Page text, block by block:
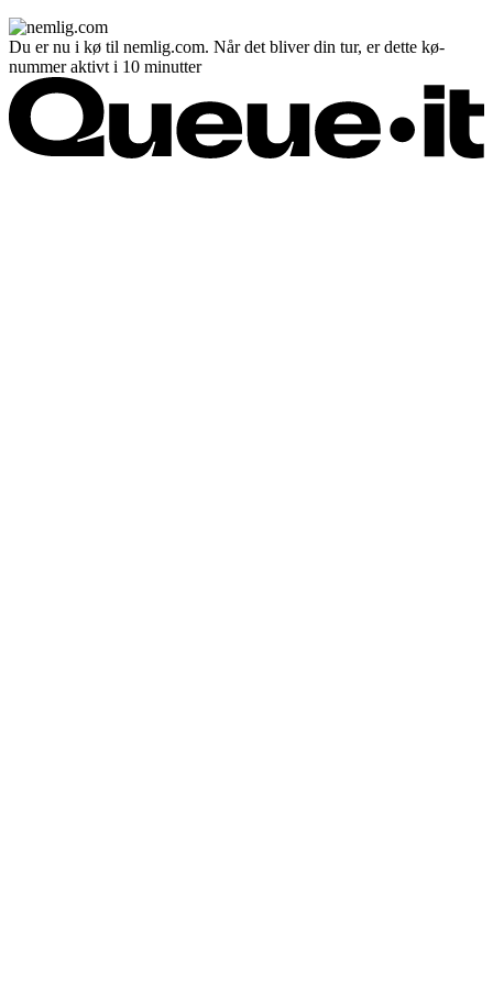
Du er nu i kø til nemlig.com. Når det bliver din tur, er dette kø-
nummer aktivt i 10 minutter